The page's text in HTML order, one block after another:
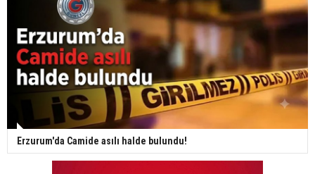
Erzurum'da Camide asılı halde bulundu!